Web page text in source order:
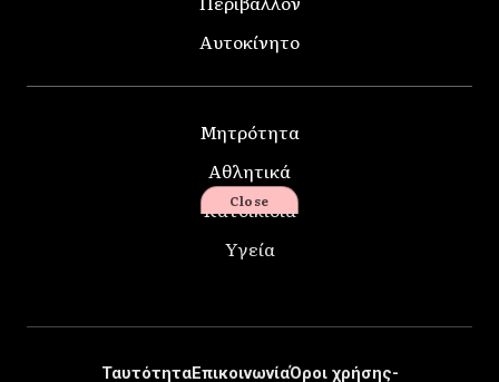
Αυτοκίνητο
Μητρότητα
Αθλητικά
Κατοικίδια
Υγεία
ΤαυτότηταΕπικοινωνίαΌροι χρήσης-
Close